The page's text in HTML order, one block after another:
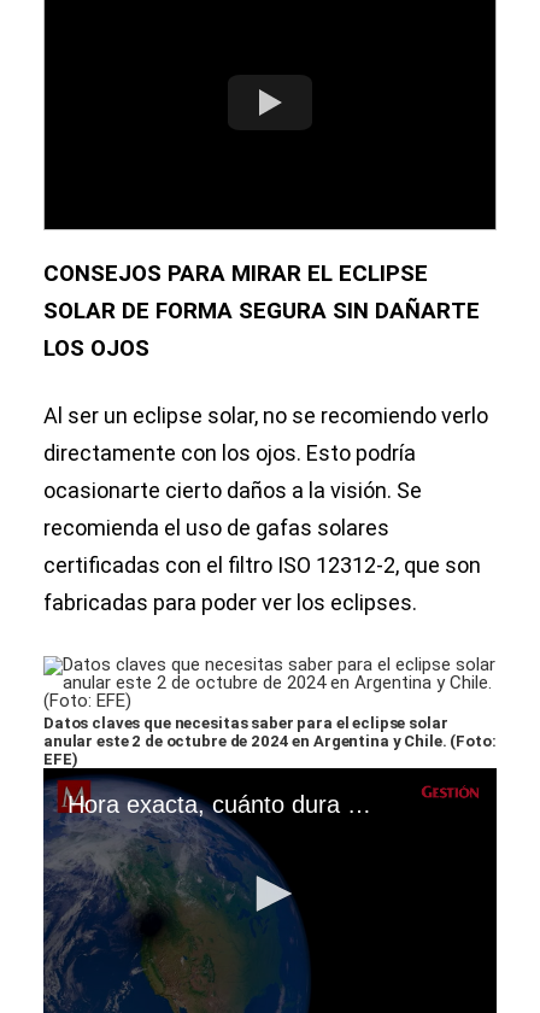
CONSEJOS PARA MIRAR EL ECLIPSE
SOLAR DE FORMA SEGURA SIN DAÑARTE
LOS OJOS
Al ser un eclipse solar, no se recomiendo verlo
directamente con los ojos. Esto podría
ocasionarte cierto daños a la visión. Se
recomienda el uso de gafas solares
certificadas con el filtro ISO 12312-2, que son
fabricadas para poder ver los eclipses.
Datos claves que necesitas saber para el eclipse solar
anular este 2 de octubre de 2024 en Argentina y Chile. (Foto:
EFE)
Hora exacta, cuánto dura y dónde ver el Eclipse Solar anular este 2 de octubre